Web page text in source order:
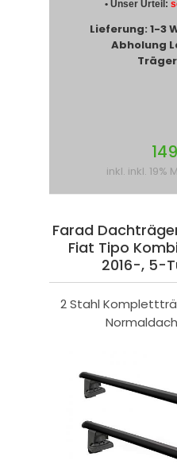
• Unser Urteil:
Lieferung: 1-3
Abholung
inkl. inkl. 19%
Farad
Fiat Tipo
2016-, 5-
2 Stahl